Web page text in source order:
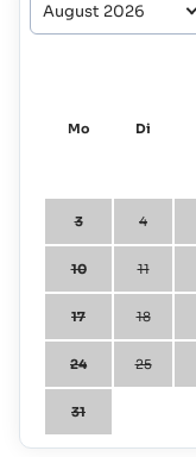
Mo Di
3 4
10 11
17 18
24 25
31